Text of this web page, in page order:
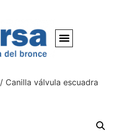
/ Canilla válvula escuadra